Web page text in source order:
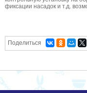
фиксации насадок и т.д.
Поделиться